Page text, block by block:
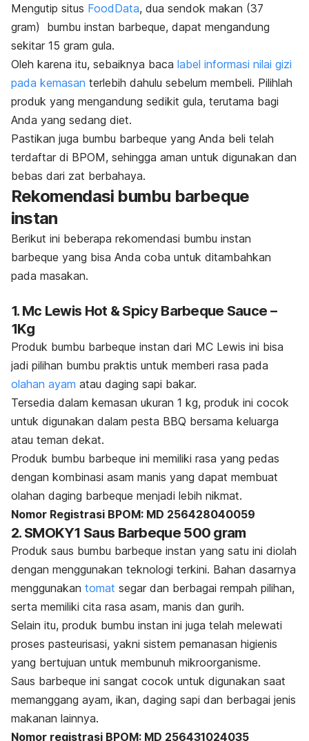
Mengutip situs FoodData, dua sendok makan (37
gram) bumbu instan barbeque, dapat mengandung
sekitar 15 gram gula.
Oleh karena itu, sebaiknya baca label informasi nilai gizi
pada kemasan terlebih dahulu sebelum membeli. Pilihlah
produk yang mengandung sedikit gula, terutama bagi
Anda yang sedang diet.
Pastikan juga bumbu barbeque yang Anda beli telah
terdaftar di BPOM, sehingga aman untuk digunakan dan
bebas dari zat berbahaya.
Rekomendasi bumbu barbeque
instan
Berikut ini beberapa rekomendasi bumbu instan
barbeque yang bisa Anda coba untuk ditambahkan
pada masakan.
1. Mc Lewis Hot & Spicy Barbeque Sauce –
1Kg
Produk bumbu barbeque instan dari MC Lewis ini bisa
jadi pilihan bumbu praktis untuk memberi rasa pada
olahan ayam atau daging sapi bakar.
Tersedia dalam kemasan ukuran 1 kg, produk ini cocok
untuk digunakan dalam pesta BBQ bersama keluarga
atau teman dekat.
Produk bumbu barbeque ini memiliki rasa yang pedas
dengan kombinasi asam manis yang dapat membuat
olahan daging barbeque menjadi lebih nikmat.
Nomor Registrasi BPOM: MD 256428040059
2. SMOKY1 Saus Barbeque 500 gram
Produk saus bumbu barbeque instan yang satu ini diolah
dengan menggunakan teknologi terkini. Bahan dasarnya
menggunakan tomat segar dan berbagai rempah pilihan,
serta memiliki cita rasa asam, manis dan gurih.
Selain itu, produk bumbu instan ini juga telah melewati
proses pasteurisasi, yakni sistem pemanasan higienis
yang bertujuan untuk membunuh mikroorganisme.
Saus barbeque ini sangat cocok untuk digunakan saat
memanggang ayam, ikan, daging sapi dan berbagai jenis
makanan lainnya.
Nomor registrasi BPOM: MD 256431024035